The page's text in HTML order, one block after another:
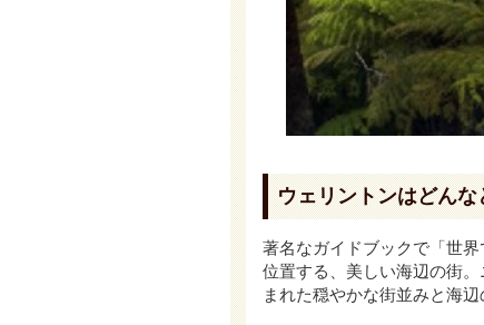
ウェリントンはどんな
著名なガイドブックで「世
位置する、美しい海辺の街
まれた穏やかな街並みと海辺